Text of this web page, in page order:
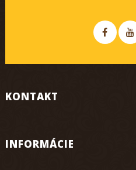
KONTAKT
INFORMÁCIE